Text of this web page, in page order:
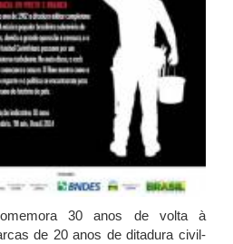
30 anos de volta à
de 20 anos de ditadura civil-